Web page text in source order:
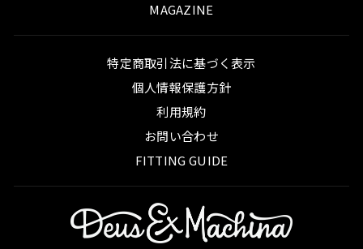
MAGAZINE
特定商取引法に基づく表示
個人情報保護方針
利用規約
お問い合わせ
FITTING GUIDE